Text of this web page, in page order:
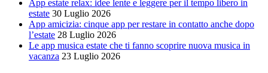
App estate relax: idee lente e leggere per il tempo libero in
estate 30 Luglio 2026
App amicizia: cinque app per restare in contatto anche dopo
l’estate 28 Luglio 2026
Le app musica estate che ti fanno scoprire nuova musica in
vacanza 23 Luglio 2026